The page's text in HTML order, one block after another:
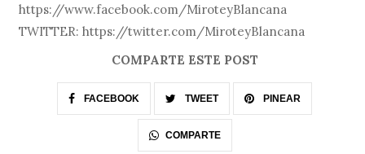
https://www.facebook.com/MiroteyBlancana
TWITTER: https://twitter.com/MiroteyBlancana
COMPARTE ESTE POST
FACEBOOK TWEET PINEAR
COMPARTE